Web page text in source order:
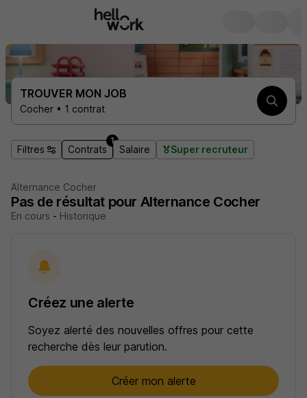
TROUVER MON JOB
Cocher • 1 contrat
Filtres Contrats
1
Salaire Super recruteur
Alternance Cocher
Pas de résultat pour Alternance Cocher
En cours - Historique
Créez une alerte
Soyez alerté des nouvelles offres pour cette
recherche dès leur parution.
Créer mon alerte